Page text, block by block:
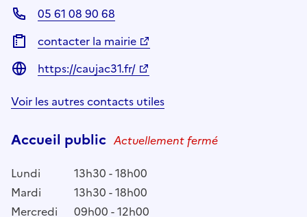
05 61 08 90 68
contacter la mairie
https://caujac31.fr/
Voir les autres contacts utiles
Accueil public Actuellement fermé
Lundi
13h30 - 18h00
Mardi
13h30 - 18h00
Mercredi
09h00 - 12h00